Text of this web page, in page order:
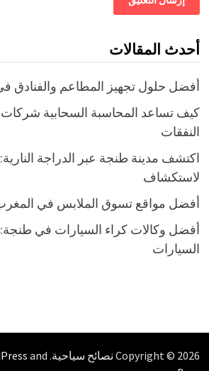
أحدث المقالات
أفضل حلول تجهيز المطاعم والفنادق
كيف تساعد المحاسبة السحابية شركات
النفقات
اكتشف مدينة طنجة عبر الدراجة
لاستكشاف
أفضل مواقع تسوق الملابس في المغرب
أفضل وكالات كراء السيارات في
السيارات
Copyright © 2026 نصائح سياحية. Powered by
and